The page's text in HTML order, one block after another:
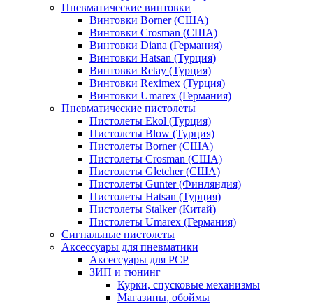
Пневматические винтовки
Винтовки Borner (США)
Винтовки Crosman (США)
Винтовки Diana (Германия)
Винтовки Hatsan (Турция)
Винтовки Retay (Турция)
Винтовки Reximex (Турция)
Винтовки Umarex (Германия)
Пневматические пистолеты
Пистолеты Ekol (Турция)
Пистолеты Blow (Турция)
Пистолеты Borner (США)
Пистолеты Crosman (США)
Пистолеты Gletcher (США)
Пистолеты Gunter (Финляндия)
Пистолеты Hatsan (Турция)
Пистолеты Stalker (Китай)
Пистолеты Umarex (Германия)
Сигнальные пистолеты
Аксессуары для пневматики
Аксессуары для PCP
ЗИП и тюнинг
Курки, спусковые механизмы
Магазины, обоймы